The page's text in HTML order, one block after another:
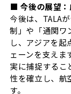
■ 今後の展望：
今後は、TALA
制」や「通関ワ
し、アジアを
ェーンを支えま
実に捕捉するこ
性を確立し、航
す。